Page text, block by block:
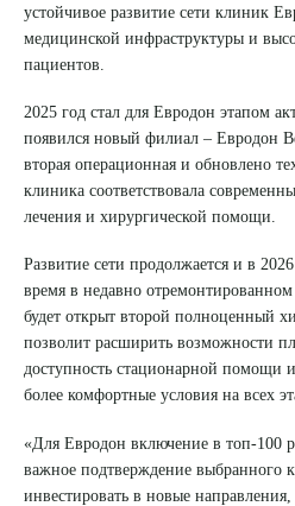
устойчивое развитие сети клиник
медицинской инфраструктуры и
пациентов.
2025 год стал для Евродон этапом
появился новый филиал – Евродон
вторая операционная и обновлено
клиника соответствовала
лечения и хирургической помощи.
Развитие сети продолжается и в
время в недавно
будет открыт второй полноценный
позволит расширить возможности
доступность стационарной помощи
более комфортные условия на всех
«Для Евродон включение в топ-100
важное подтверждение выбранного
инвестировать в новые
Я даю согласие наобработку
Выберите